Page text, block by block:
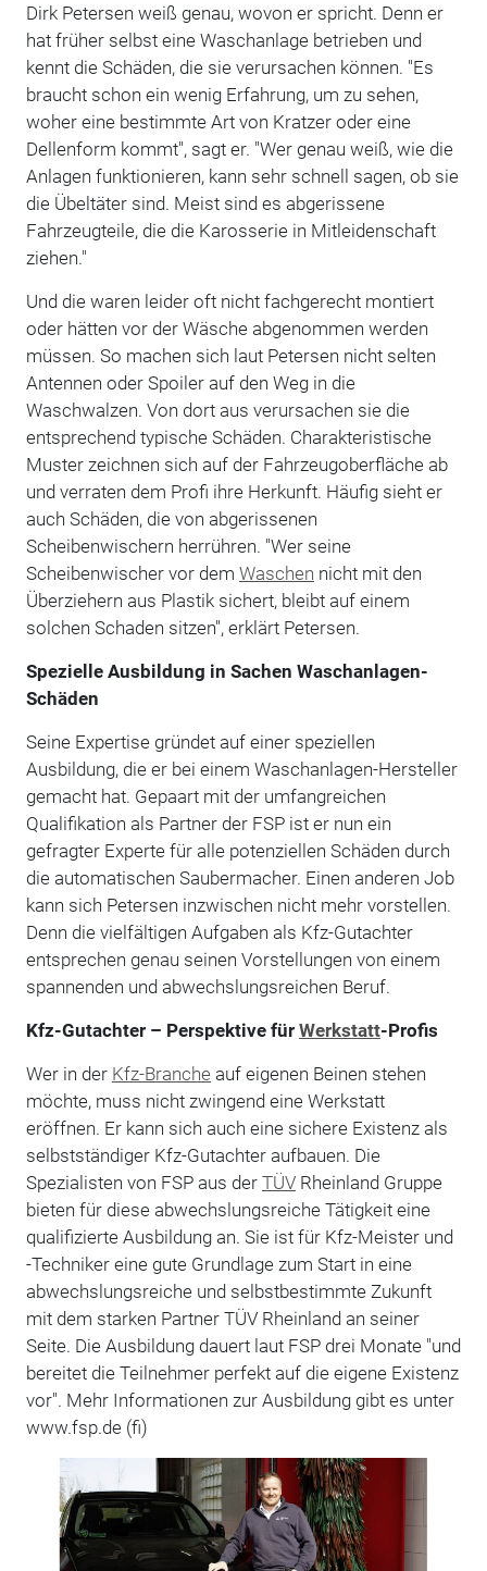
Dirk Petersen weiß genau, wovon er spricht. Denn er
hat früher selbst eine Waschanlage betrieben und
kennt die Schäden, die sie verursachen können. "Es
braucht schon ein wenig Erfahrung, um zu sehen,
woher eine bestimmte Art von Kratzer oder eine
Dellenform kommt", sagt er. "Wer genau weiß, wie die
Anlagen funktionieren, kann sehr schnell sagen, ob sie
die Übeltäter sind. Meist sind es abgerissene
Fahrzeugteile, die die Karosserie in Mitleidenschaft
ziehen."
Und die waren leider oft nicht fachgerecht montiert
oder hätten vor der Wäsche abgenommen werden
müssen. So machen sich laut Petersen nicht selten
Antennen oder Spoiler auf den Weg in die
Waschwalzen. Von dort aus verursachen sie die
entsprechend typische Schäden. Charakteristische
Muster zeichnen sich auf der Fahrzeugoberfläche ab
und verraten dem Profi ihre Herkunft. Häufig sieht er
auch Schäden, die von abgerissenen
Scheibenwischern herrühren. "Wer seine
Scheibenwischer vor dem Waschen nicht mit den
Überziehern aus Plastik sichert, bleibt auf einem
solchen Schaden sitzen", erklärt Petersen.
Spezielle Ausbildung in Sachen Waschanlagen-
Schäden
Seine Expertise gründet auf einer speziellen
Ausbildung, die er bei einem Waschanlagen-Hersteller
gemacht hat. Gepaart mit der umfangreichen
Qualifikation als Partner der FSP ist er nun ein
gefragter Experte für alle potenziellen Schäden durch
die automatischen Saubermacher. Einen anderen Job
kann sich Petersen inzwischen nicht mehr vorstellen.
Denn die vielfältigen Aufgaben als Kfz-Gutachter
entsprechen genau seinen Vorstellungen von einem
spannenden und abwechslungsreichen Beruf.
Kfz-Gutachter – Perspektive für Werkstatt-Profis
Wer in der Kfz-Branche auf eigenen Beinen stehen
möchte, muss nicht zwingend eine Werkstatt
eröffnen. Er kann sich auch eine sichere Existenz als
selbstständiger Kfz-Gutachter aufbauen. Die
Spezialisten von FSP aus der TÜVRheinland Gruppe
bieten für diese abwechslungsreiche Tätigkeit eine
qualifizierte Ausbildung an. Sie ist für Kfz-Meister und
-Techniker eine gute Grundlage zum Start in eine
abwechslungsreiche und selbstbestimmte Zukunft
mit dem starken Partner TÜV Rheinland an seiner
Seite. Die Ausbildung dauert laut FSP drei Monate "und
bereitet die Teilnehmer perfekt auf die eigene Existenz
vor". Mehr Informationen zur Ausbildung gibt es unter
www.fsp.de (fi)